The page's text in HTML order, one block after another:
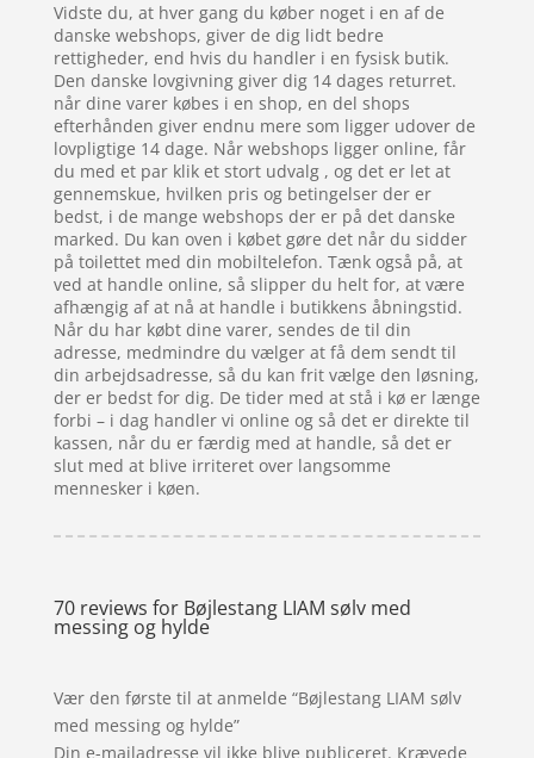
Vidste du, at hver gang du køber noget i en af de
danske webshops, giver de dig lidt bedre
rettigheder, end hvis du handler i en fysisk butik.
Den danske lovgivning giver dig 14 dages returret.
når dine varer købes i en shop, en del shops
efterhånden giver endnu mere som ligger udover de
lovpligtige 14 dage. Når webshops ligger online, får
du med et par klik et stort udvalg , og det er let at
gennemskue, hvilken pris og betingelser der er
bedst, i de mange webshops der er på det danske
marked. Du kan oven i købet gøre det når du sidder
på toilettet med din mobiltelefon. Tænk også på, at
ved at handle online, så slipper du helt for, at være
afhængig af at nå at handle i butikkens åbningstid.
Når du har købt dine varer, sendes de til din
adresse, medmindre du vælger at få dem sendt til
din arbejdsadresse, så du kan frit vælge den løsning,
der er bedst for dig. De tider med at stå i kø er længe
forbi – i dag handler vi online og så det er direkte til
kassen, når du er færdig med at handle, så det er
slut med at blive irriteret over langsomme
mennesker i køen.
70 reviews for Bøjlestang LIAM sølv med
messing og hylde
Vær den første til at anmelde “Bøjlestang LIAM sølv
med messing og hylde”
Din e-mailadresse vil ikke blive publiceret. Krævede